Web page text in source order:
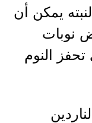
يمكن أن
نوبات
تحفز النوم